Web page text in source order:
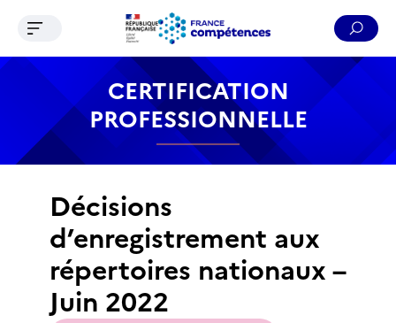
Contenu Recherche Menu Pied de page
Ouvrir le menu de navigation
CERTIFICATION
PROFESSIONNELLE
Décisions
d’enregistrement aux
répertoires nationaux –
Juin 2022